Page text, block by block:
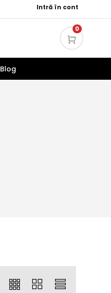
Intră în cont
0
Blog